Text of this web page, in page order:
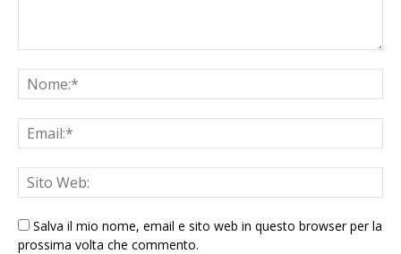
Salva il mio nome, email e sito web in questo browser per la
prossima volta che commento.